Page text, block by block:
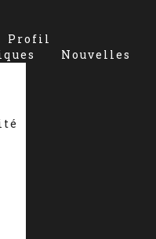
Profil
Nouvelles